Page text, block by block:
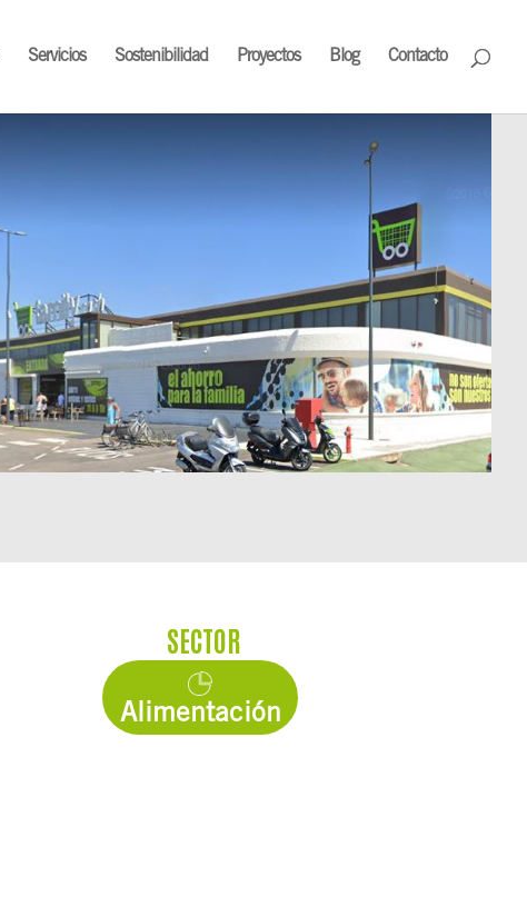
Servicios Sostenibilidad Proyectos Blog Contacto
SECTOR
Alimentación